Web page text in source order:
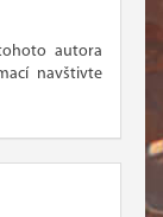
autora
navštivte